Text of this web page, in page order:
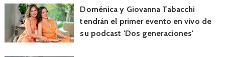
Doménica y Giovanna Tabacchi
tendrán el primer evento en vivo de
su podcast 'Dos generaciones'